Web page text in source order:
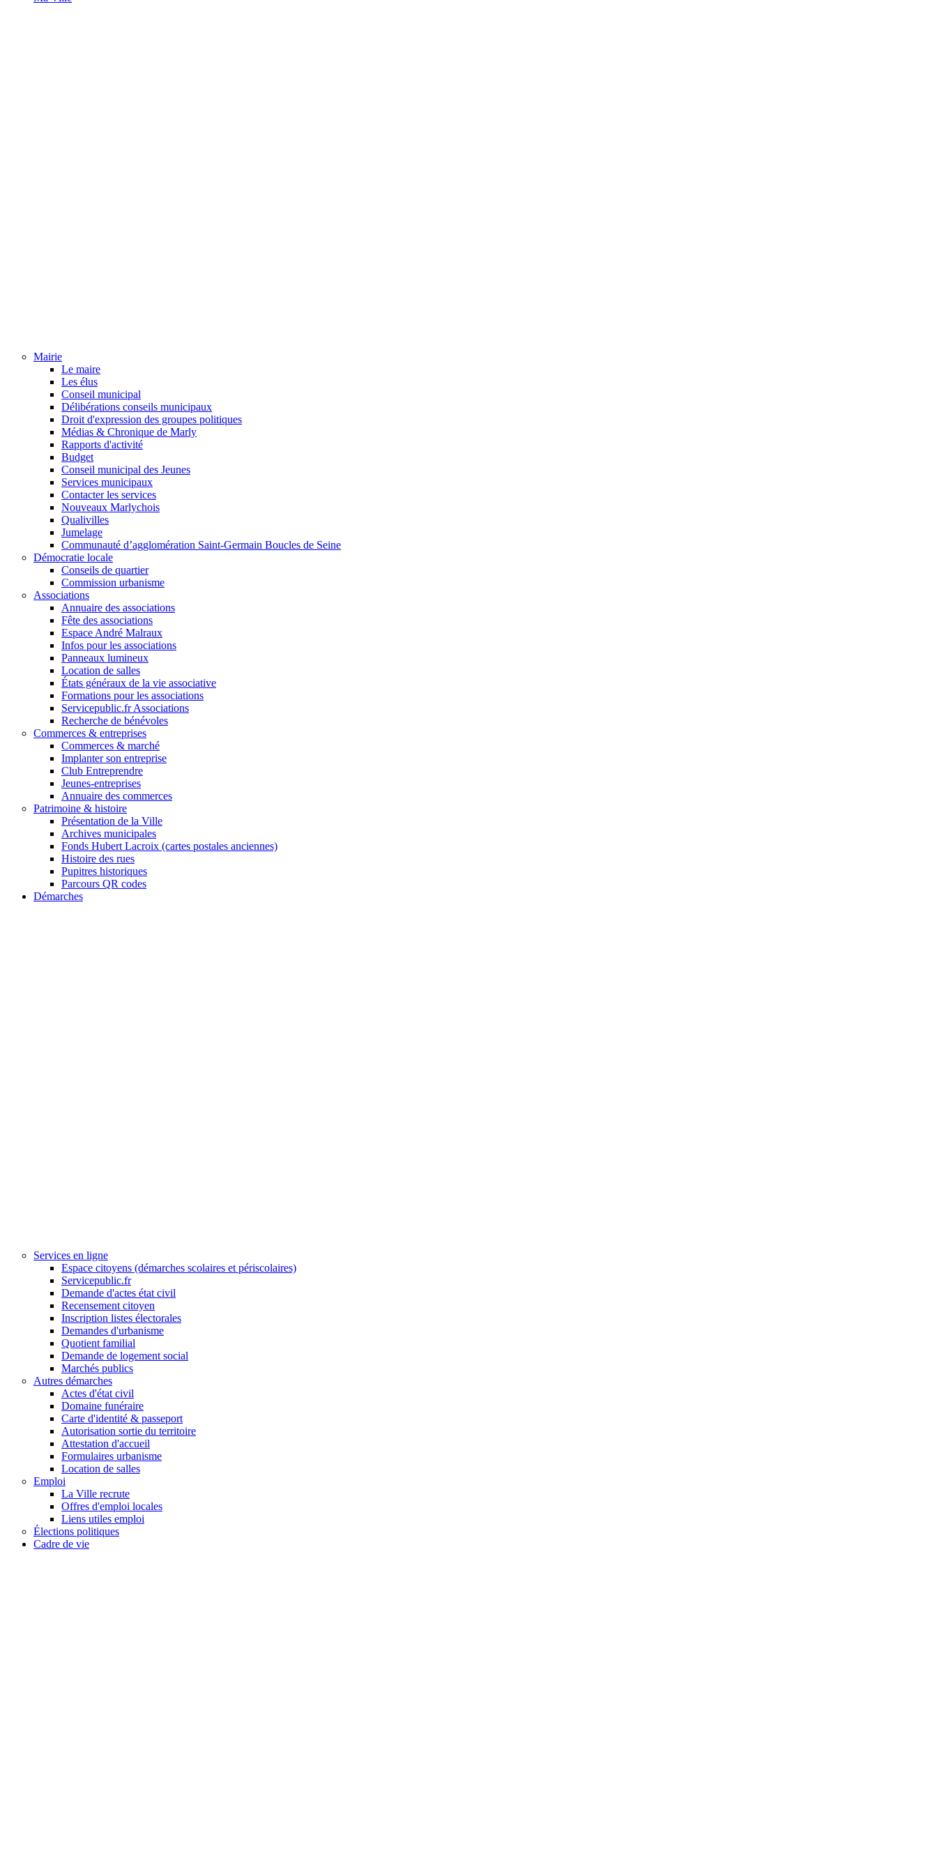
Mairie
Le maire
Les élus
Conseil municipal
Délibérations conseils municipaux
Droit d'expression des groupes politiques
Médias & Chronique de Marly
Rapports d'activité
Budget
Conseil municipal des Jeunes
Services municipaux
Contacter les services
Nouveaux Marlychois
Qualivilles
Jumelage
Communauté d’agglomération Saint-Germain Boucles de Seine
Démocratie locale
Conseils de quartier
Commission urbanisme
Associations
Annuaire des associations
Fête des associations
Espace André Malraux
Infos pour les associations
Panneaux lumineux
Location de salles
États généraux de la vie associative
Formations pour les associations
Servicepublic.fr Associations
Recherche de bénévoles
Commerces & entreprises
Commerces & marché
Implanter son entreprise
Club Entreprendre
Jeunes-entreprises
Annuaire des commerces
Patrimoine & histoire
Présentation de la Ville
Archives municipales
Fonds Hubert Lacroix (cartes postales anciennes)
Histoire des rues
Pupitres historiques
Parcours QR codes
Démarches
Services en ligne
Espace citoyens (démarches scolaires et périscolaires)
Servicepublic.fr
Demande d'actes état civil
Recensement citoyen
Inscription listes électorales
Demandes d'urbanisme
Quotient familial
Demande de logement social
Marchés publics
Autres démarches
Actes d'état civil
Domaine funéraire
Carte d'identité & passeport
Autorisation sortie du territoire
Attestation d'accueil
Formulaires urbanisme
Location de salles
Emploi
La Ville recrute
Offres d'emploi locales
Liens utiles emploi
Élections politiques
Cadre de vie